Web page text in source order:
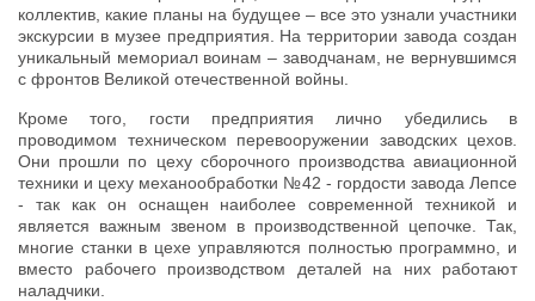
коллектив, какие планы на будущее – все это узнали участники
экскурсии в музее предприятия. На территории завода создан
уникальный мемориал воинам – заводчанам, не вернувшимся
с фронтов Великой отечественной войны.
Кроме того, гости предприятия лично убедились в
проводимом техническом перевооружении заводских цехов.
Они прошли по цеху сборочного производства авиационной
техники и цеху механообработки №42 - гордости завода Лепсе
- так как он оснащен наиболее современной техникой и
является важным звеном в производственной цепочке. Так,
многие станки в цехе управляются полностью программно, и
вместо рабочего производством деталей на них работают
наладчики.